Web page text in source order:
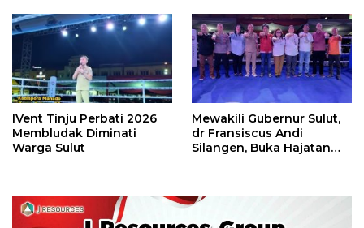
Perbati 2026
IVent Tinju Perbati 2026
Membludak Diminati
Warga Sulut
Mewakili Gubernur Sulut,
dr Fransiscus Andi
Silangen, Buka Hajatan